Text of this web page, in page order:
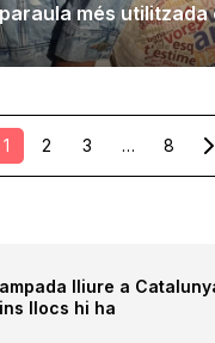
més utilitzada
1 2 3 … 8
lliure a
llocs hi ha